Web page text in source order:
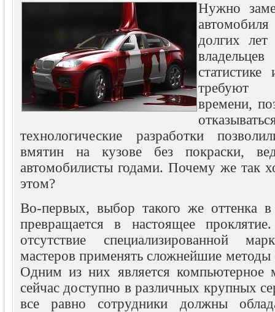
Нужно
долгих лет
требуют
времени,
технологические разработки
вмятин на кузове без покраски,
автомобилисты годами. Почему же так
этом?
Во-первых, выбор такого же оттенка в
превращается в настоящее
отсутствие специализированной
мастеров применять сложнейшие методы
Одним из них является компьютерное
сейчас доступно в различных крупных
все равно сотрудники должны